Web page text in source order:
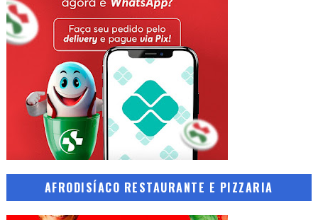
AFRODISÍACO RESTAURANTE E PIZZARIA